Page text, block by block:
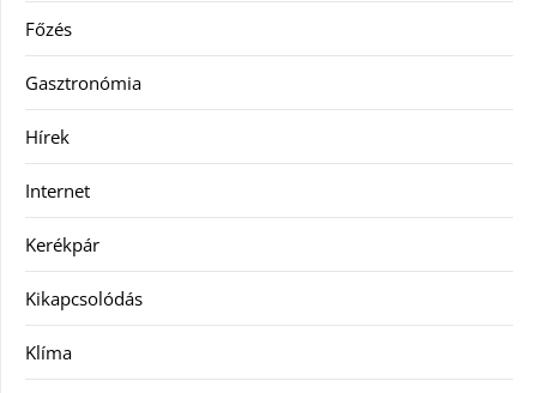
Főzés
Gasztronómia
Hírek
Internet
Kerékpár
Kikapcsolódás
Klíma